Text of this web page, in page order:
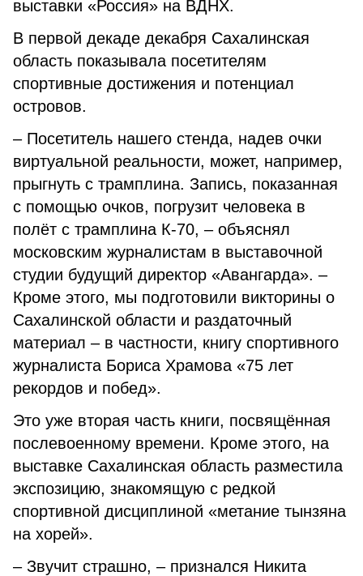
выставки «Россия» на ВДНХ.
В первой декаде декабря Сахалинская
область показывала посетителям
спортивные достижения и потенциал
островов.
– Посетитель нашего стенда, надев очки
виртуальной реальности, может, например,
прыгнуть с трамплина. Запись, показанная
с помощью очков, погрузит человека в
полёт с трамплина К-70, – объяснял
московским журналистам в выставочной
студии будущий директор «Авангарда». –
Кроме этого, мы подготовили викторины о
Сахалинской области и раздаточный
материал – в частности, книгу спортивного
журналиста Бориса Храмова «75 лет
рекордов и побед».
Это уже вторая часть книги, посвящённая
послевоенному времени. Кроме этого, на
выставке Сахалинская область разместила
экспозицию, знакомящую с редкой
спортивной дисциплиной «метание тынзяна
на хорей».
– Звучит страшно, – признался Никита